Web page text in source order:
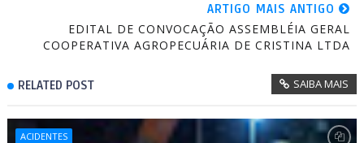
ARTIGO MAIS ANTIGO
EDITAL DE CONVOCAÇÃO ASSEMBLÉIA GERAL
COOPERATIVA AGROPECUÁRIA DE CRISTINA LTDA
RELATED POST SAIBA MAIS
ACIDENTES